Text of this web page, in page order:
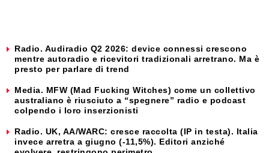
Radio. Audiradio Q2 2026: device connessi crescono
mentre autoradio e ricevitori tradizionali arretrano. Ma è
presto per parlare di trend
Media. MFW (Mad Fucking Witches) come un collettivo
australiano è riusciuto a “spegnere” radio e podcast
colpendo i loro inserzionisti
Radio. UK, AA/WARC: cresce raccolta (IP in testa). Italia
invece arretra a giugno (-11,5%). Editori anziché